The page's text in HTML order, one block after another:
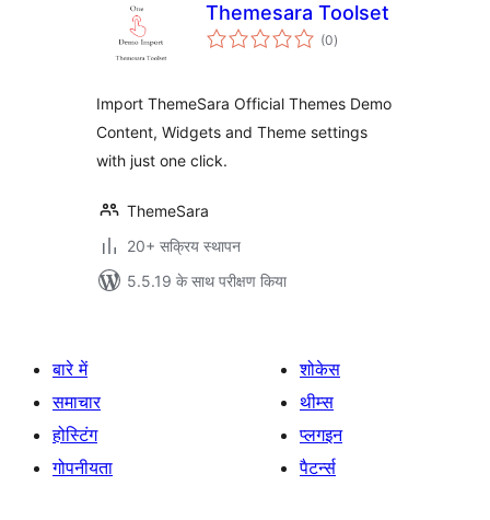
Themesara Toolset
(0कुल
दर)
Import ThemeSara Official Themes Demo
Content, Widgets and Theme settings
with just one click.
ThemeSara
20+ सक्रिय स्थापन
5.5.19 के साथ परीक्षण किया
बारे में
समाचार
होस्टिंग
गोपनीयता
शोकेस
थीम्स
प्लगइन
पैटर्न्स